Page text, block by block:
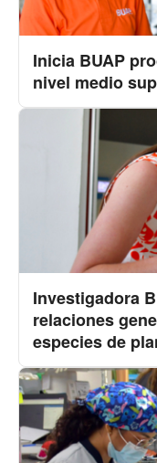
Inicia BUAP
nivel medio
Investigadora
relaciones
especies de